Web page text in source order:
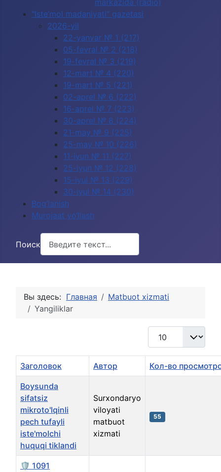
markazida (radio)
"Iste’mol madaniyati" gazetasi
2026-yil
22-yanvar № 1 (217)
05-fevral № 2 (218)
19-fevral № 3 (219)
12-mart № 4 (220)
19-mart № 5 (221)
02-aprel № 6 (222)
16-aprel № 7 (223)
30-aprel № 8 (224)
21-may № 9 (225)
25-may № 10 (226)
11-iyun № 11 (227)
25-iyun № 12 (228)
15-iyul № 13 (229)
30-iyul № 14 (230)
Bog‘lanish
Murojaat yo‘llash
Поиск
Вы здесь: Главная
Matbuot xizmati
Yangiliklar
Кол-во строк:
Заголовок Автор Кол-во
Boysunda
sifatsiz
mikroto'lqinli
pech tufayli
iste'molchi
huquqi tiklandi
Surxondaryo
viloyati
matbuot
xizmati
55
🛡️ 1091